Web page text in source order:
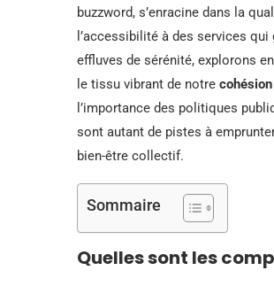
buzzword, s’enracine dans la
l’accessibilité à des services
effluves de sérénité, explorons
le tissu vibrant de notre
l’importance des politiques
sont autant de pistes à
bien-être collectif.
Sommaire
Quelles sont les